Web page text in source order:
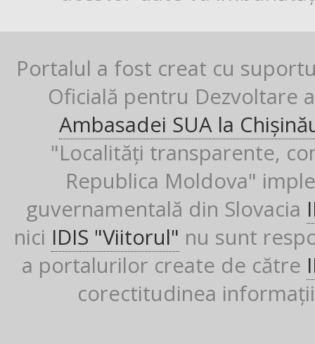
Portalul a fost creat cu
Oficială pentru Dezvoltare
Ambasadei SUA la
"Localități transparente,
Republica Moldova"
guvernamentală din Slovacia
nici IDIS "Viitorul" nu sunt
a portalurilor create de către
corectitudinea